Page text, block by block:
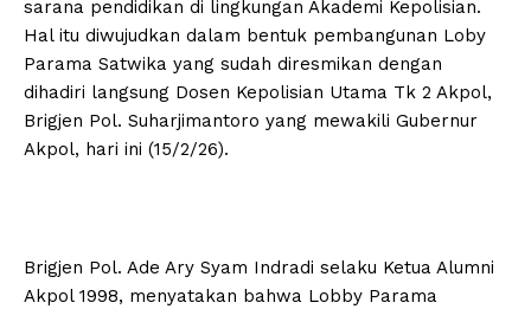
sarana pendidikan di lingkungan Akademi Kepolisian.
Hal itu diwujudkan dalam bentuk pembangunan Loby
Parama Satwika yang sudah diresmikan dengan
dihadiri langsung Dosen Kepolisian Utama Tk 2 Akpol,
Brigjen Pol. Suharjimantoro yang mewakili Gubernur
Akpol, hari ini (15/2/26).
Brigjen Pol. Ade Ary Syam Indradi selaku Ketua Alumni
Akpol 1998, menyatakan bahwa Lobby Parama